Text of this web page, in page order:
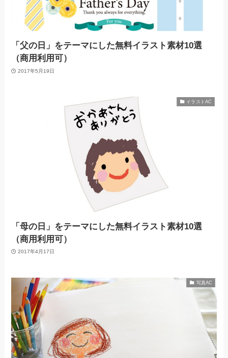
「父の日」をテーマにした無料イラスト素材10選
（商用利用可）
2017年5月19日
イラストAC
「母の日」をテーマにした無料イラスト素材10選
（商用利用可）
2017年4月17日
写真AC